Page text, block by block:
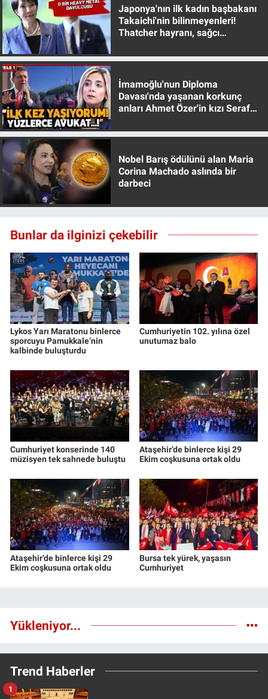
Japonya'nın ilk kadın başbakanı
Takaichi'nin bilinmeyenleri!
Thatcher hayranı, sağcı
İmamoğlu'nun Diploma
Davası'nda yaşanan korkunç
anları Ahmet Özer'in kızı Seraf
Nobel Barış ödülünü alan Maria
Corina Machado aslında bir
darbeci
Bunlar da ilginizi çekebilir
Lykos Yarı Maratonu binlerce
sporcuyu Pamukkale’nin
kalbinde buluşturdu
Cumhuriyetin 102. yılına özel
unutumaz balo
Cumhuriyet konserinde 140
müzisyen tek sahnede buluştu
Ataşehir’de binlerce kişi 29
Ekim coşkusuna ortak oldu
Ataşehir’de binlerce kişi 29
Ekim coşkusuna ortak oldu
Bursa tek yürek, yaşasın
Cumhuriyet
Yükleniyor...
Trend Haberler
1